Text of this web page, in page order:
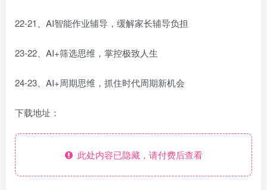
22-21、AI智能作业辅导，缓解家长辅导负担
23-22、AI+筛选思维，掌控极致人生
24-23、AI+周期思维，抓住时代周期新机会
下载地址：
此处内容已隐藏，请付费后查看